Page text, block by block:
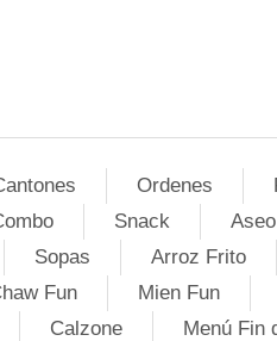
Ordenes
Snack
Sopas Arroz Frito
Fun Mien Fun
Calzone
Menú Fin